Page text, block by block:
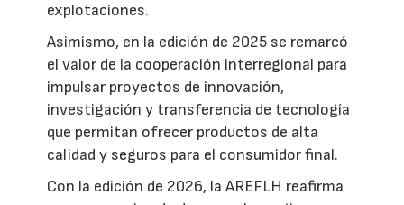
explotaciones.
Asimismo, en la edición de 2025 se remarcó
el valor de la cooperación interregional para
impulsar proyectos de innovación,
investigación y transferencia de tecnología
que permitan ofrecer productos de alta
calidad y seguros para el consumidor final.
Con la edición de 2026, la AREFLH reafirma